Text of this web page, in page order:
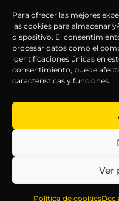
Para ofrecer las mejores
las cookies para almacenar
dispositivo. El
procesar datos como el
identificaciones únicas en
consentimiento, puede
características y funciones.
Ver
Política de cookies
Mantente
sobre la agenda de
eventos, nuevas
publicaciones y